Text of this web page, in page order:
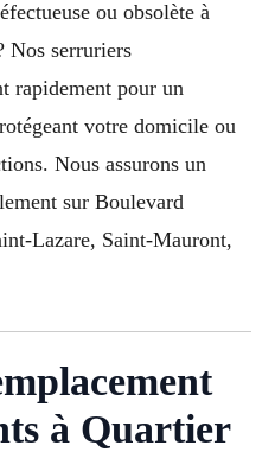
ou obsolète à
Nos serruriers
rapidement pour un
votre domicile ou
Nous assurons un
sur Boulevard
Lazare, Saint-Mauront,
à Quartier